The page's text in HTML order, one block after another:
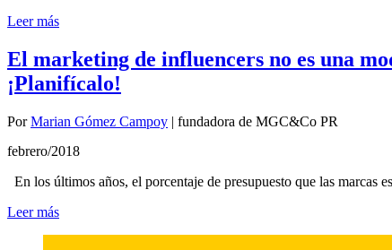
Leer más
El marketing de influencers no es una
¡Planifícalo!
PorMarian Gómez Campoy | fundadora de MGC&Co PR
febrero/2018
En los últimos años, el porcentaje de presupuesto que las
Leer más